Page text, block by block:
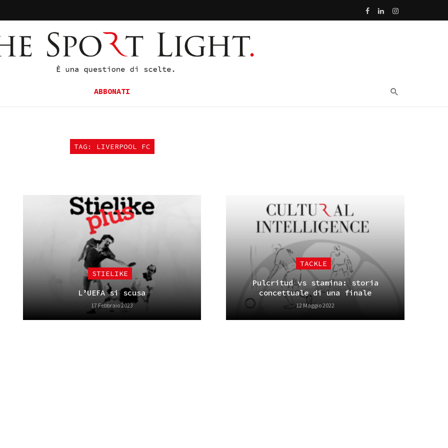
ABBONATI
TAG: LIVERPOOL FC
STIELIKE
L’UEFA si scusa
17 Febbraio 2023
TACKLE
Pulcritud vs stamina: storia
concettuale di una finale
12 Maggio 2022